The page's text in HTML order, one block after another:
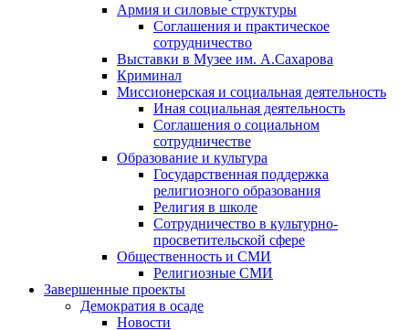
Армия и силовые структуры
Соглашения и практическое
сотрудничество
Выставки в Музее им. А.Сахарова
Криминал
Миссионерская и социальная деятельность
Иная социальная деятельность
Соглашения о социальном
сотрудничестве
Образование и культура
Государственная поддержка
религиозного образования
Религия в школе
Сотрудничество в культурно-
просветительской сфере
Общественность и СМИ
Религиозные СМИ
Завершенные проекты
Демократия в осаде
Новости